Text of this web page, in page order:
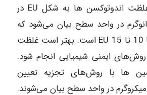
استفاده می‌شود. غلظت اندوتوکسن ها به شکل EU در
در واحد سطح بیان می‌شود که
یک نانوگرم برابر با 10 تا 15 EU است. بهتر است غلظت
ایمنی شیمیایی انجام شود.
ها با روش‌های تجزیه تعیین
در واحد سطح بیان می‌شوند.